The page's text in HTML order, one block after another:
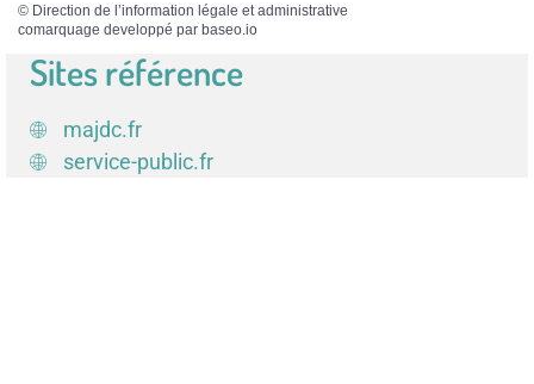
© Direction de l’information légale et administrative
comarquage developpé par baseo.io
Sites référence
majdc.fr
service-public.fr